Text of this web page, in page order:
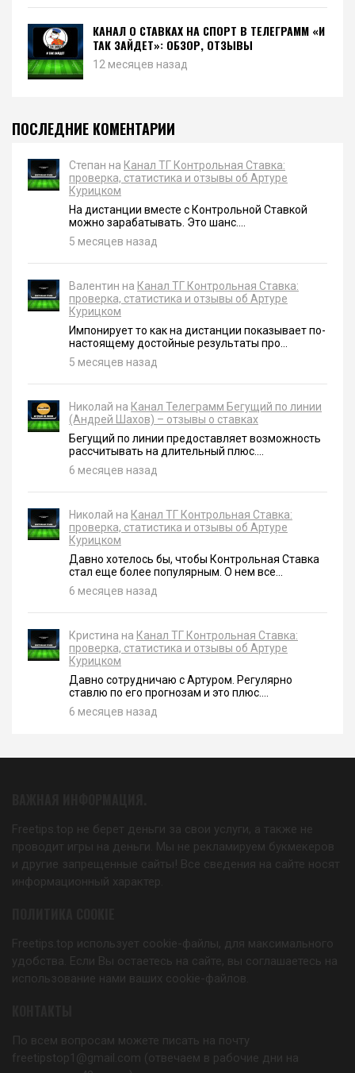
КАНАЛ О СТАВКАХ НА СПОРТ В ТЕЛЕГРАММ «И
ТАК ЗАЙДЕТ»: ОБЗОР, ОТЗЫВЫ
12 месяцев назад
ПОСЛЕДНИЕ КОМЕНТАРИИ
Степан на Канал ТГ Контрольная Ставка:
проверка, статистика и отзывы об Артуре
Курицком
На дистанции вместе с Контрольной Ставкой
можно зарабатывать. Это шанс....
5 месяцев назад
Валентин на Канал ТГ Контрольная Ставка:
проверка, статистика и отзывы об Артуре
Курицком
Импонирует то как на дистанции показывает по-
настоящему достойные результаты про...
5 месяцев назад
Николай на Канал Телеграмм Бегущий по линии
(Андрей Шахов) – отзывы о ставках
Бегущий по линии предоставляет возможность
рассчитывать на длительный плюс....
6 месяцев назад
Николай на Канал ТГ Контрольная Ставка:
проверка, статистика и отзывы об Артуре
Курицком
Давно хотелось бы, чтобы Контрольная Ставка
стал еще более популярным. О нем все...
6 месяцев назад
Кристина на Канал ТГ Контрольная Ставка:
проверка, статистика и отзывы об Артуре
Курицком
Давно сотрудничаю с Артуром. Регулярно
ставлю по его прогнозам и это плюс....
6 месяцев назад
Freetips.top не берет деньги за свои услуги, а также не
проводит игры на деньги. Мы не рекламируем букмекеров
и другие запрещенные сайты! Все сведения на сайте носят
информационный характер.
Freetips.top использует cookie-файлы, для максимального
удобства. Если Вы остаетесь на сайте, вы соглашаетесь на
использование нами ваших cookie-файлов.
По всем вопросам можете писать на почту
freetipstop1@gmail.com (отвечаем в рабочие дни на